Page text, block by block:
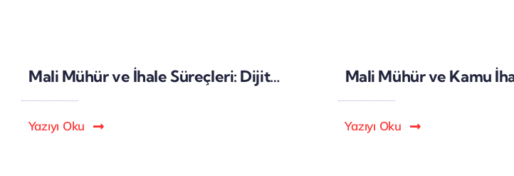
Mali Mühür ve İhale Süreçleri: Dijital İhale Başvurularında Yasal Geçerlilik
Yazıyı Oku Yazıyı Oku